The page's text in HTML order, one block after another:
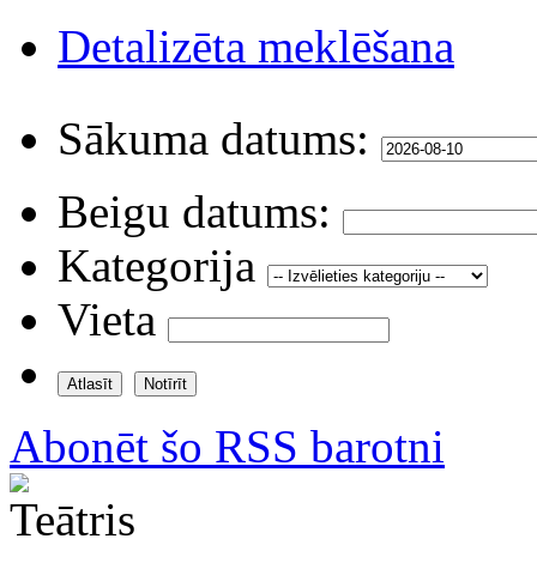
Detalizēta meklēšana
Sākuma datums:
Beigu datums:
Kategorija
Vieta
Abonēt šo RSS barotni